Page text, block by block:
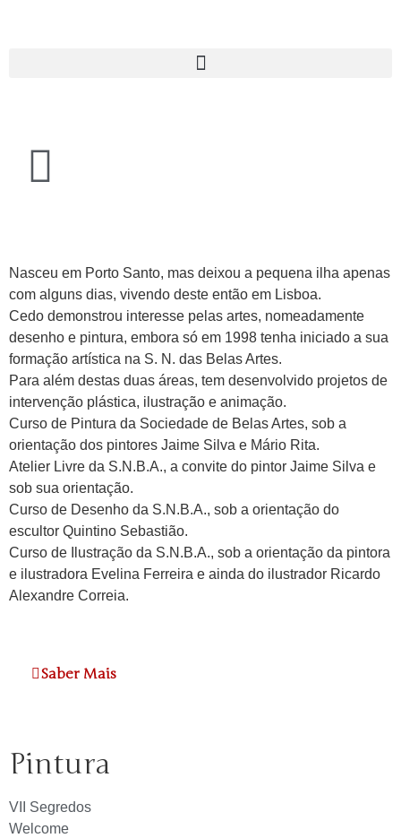
Nasceu em Porto Santo, mas deixou a pequena ilha apenas
com alguns dias, vivendo deste então em Lisboa.
Cedo demonstrou interesse pelas artes, nomeadamente
desenho e pintura, embora só em 1998 tenha iniciado a sua
formação artística na S. N. das Belas Artes.
Para além destas duas áreas, tem desenvolvido projetos de
intervenção plástica, ilustração e animação.
Curso de Pintura da Sociedade de Belas Artes, sob a
orientação dos pintores Jaime Silva e Mário Rita.
Atelier Livre da S.N.B.A., a convite do pintor Jaime Silva e
sob sua orientação.
Curso de Desenho da S.N.B.A., sob a orientação do
escultor Quintino Sebastião.
Curso de Ilustração da S.N.B.A., sob a orientação da pintora
e ilustradora Evelina Ferreira e ainda do ilustrador Ricardo
Alexandre Correia.
Saber Mais
Pintura
VII Segredos
Welcome